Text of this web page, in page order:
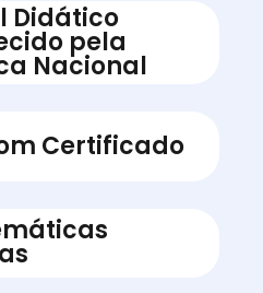
Didático
pela
Nacional
Certificado